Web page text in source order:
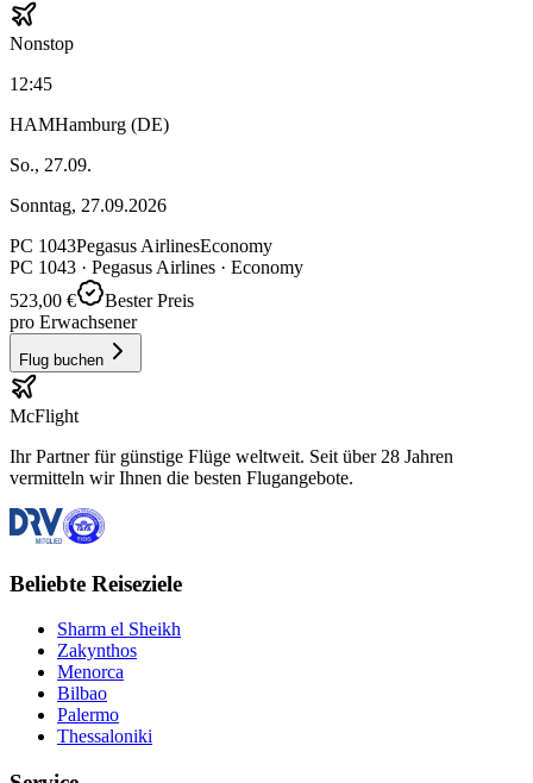
Nonstop
12:45
HAMHamburg (DE)
So., 27.09.
Sonntag, 27.09.2026
PC 1043Pegasus AirlinesEconomy
PC 1043 · Pegasus Airlines · Economy
523,00 €
Bester Preis
pro Erwachsener
Flug buchen
McFlight
Ihr Partner für günstige Flüge weltweit. Seit über 28 Jahren
vermitteln wir Ihnen die besten Flugangebote.
Beliebte Reiseziele
Sharm el Sheikh
Zakynthos
Menorca
Bilbao
Palermo
Thessaloniki